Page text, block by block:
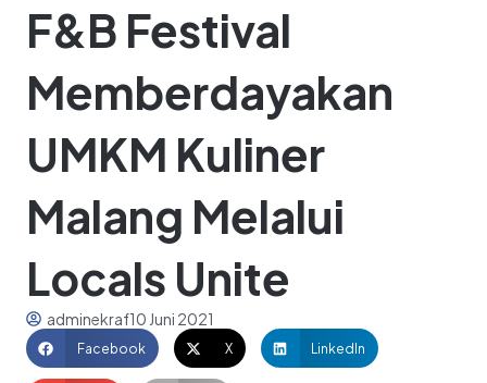
F&B Festival
Memberdayakan
UMKM Kuliner
Malang Melalui
Locals Unite
adminekraf10 Juni 2021
Facebook X LinkedIn